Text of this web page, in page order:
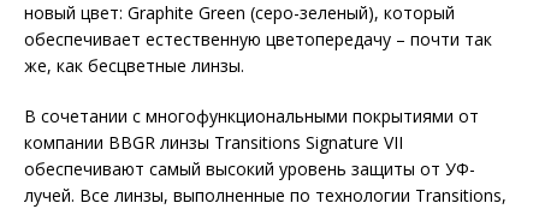
новый цвет: Graphite Green (серо-зеленый), который
обеспечивает естественную цветопередачу – почти так
же, как бесцветные линзы.
В сочетании с многофункциональными покрытиями от
компании BBGR линзы Transitions Signature VII
обеспечивают самый высокий уровень защиты от УФ-
лучей. Все линзы, выполненные по технологии Transitions,